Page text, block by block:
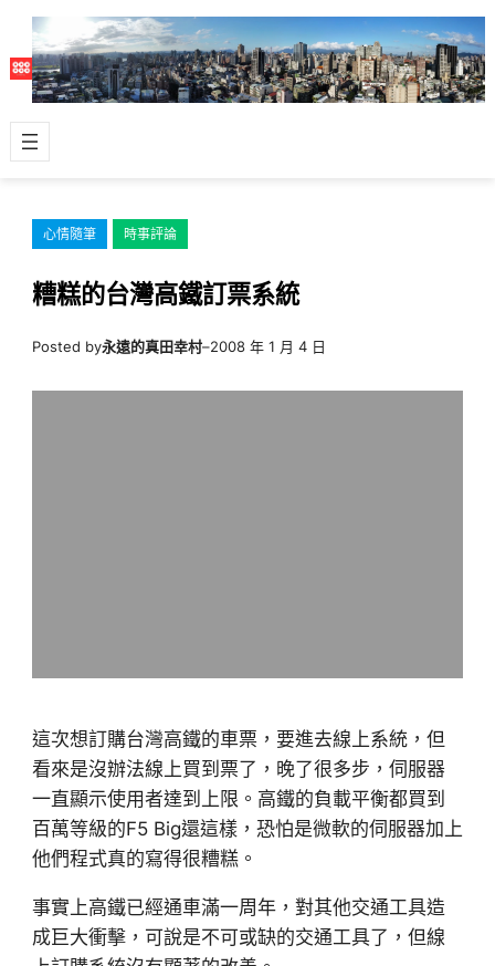
主
容
心情隨筆 時事評論
糟糕的台灣高鐵訂票系統
Posted by永遠的真田幸村–2008 年 1 月 4 日
這次想訂購台灣高鐵的車票，要進去線上系統，但
看來是沒辦法線上買到票了，晚了很多步，伺服器
一直顯示使用者達到上限。高鐵的負載平衡都買到
百萬等級的F5 Big還這樣，恐怕是微軟的伺服器加上
他們程式真的寫得很糟糕。
事實上高鐵已經通車滿一周年，對其他交通工具造
成巨大衝擊，可說是不可或缺的交通工具了，但線